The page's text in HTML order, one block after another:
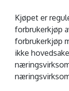
Kjøpet er
forbrukerkjøp
forbrukerkjøp
ikke